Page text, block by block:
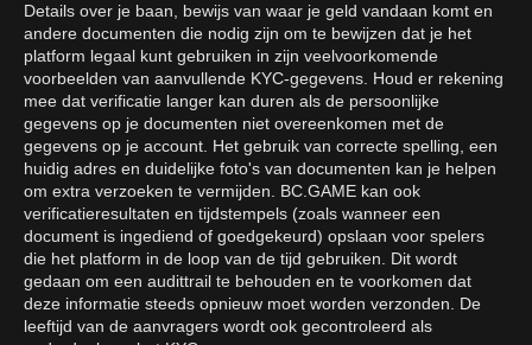
Details over je baan, bewijs van waar je geld vandaan komt en
andere documenten die nodig zijn om te bewijzen dat je het
platform legaal kunt gebruiken in zijn veelvoorkomende
voorbeelden van aanvullende KYC-gegevens. Houd er rekening
mee dat verificatie langer kan duren als de persoonlijke
gegevens op je documenten niet overeenkomen met de
gegevens op je account. Het gebruik van correcte spelling, een
huidig adres en duidelijke foto's van documenten kan je helpen
om extra verzoeken te vermijden. BC.GAME kan ook
verificatieresultaten en tijdstempels (zoals wanneer een
document is ingediend of goedgekeurd) opslaan voor spelers
die het platform in de loop van de tijd gebruiken. Dit wordt
gedaan om een audittrail te behouden en te voorkomen dat
deze informatie steeds opnieuw moet worden verzonden. De
leeftijd van de aanvragers wordt ook gecontroleerd als